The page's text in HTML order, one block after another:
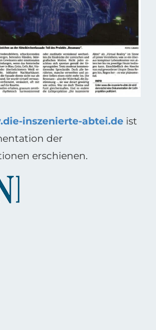
inszenierte-abtei.deist
der
erschienen.